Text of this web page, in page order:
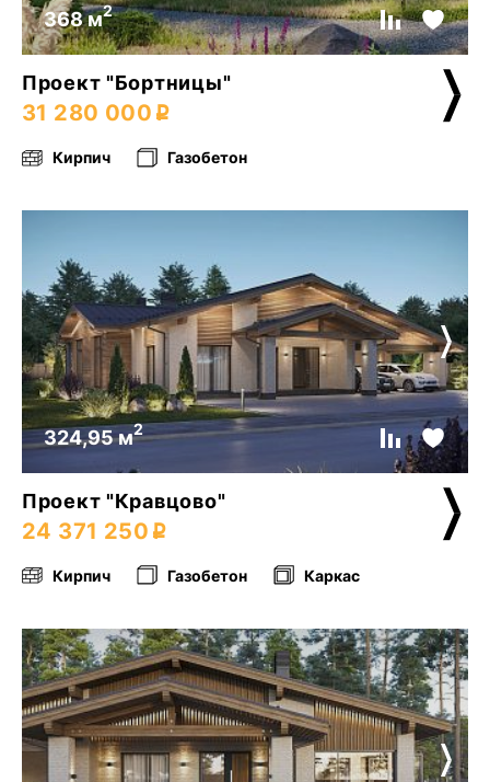
368 м2
Проект "Бортницы"
31 280 000
Кирпич Газобетон
324,95 м2
Проект "Кравцово"
24 371 250
Кирпич Газобетон Каркас